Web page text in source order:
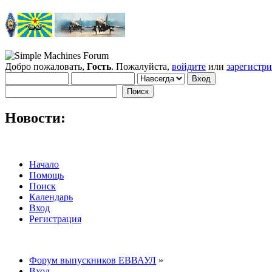
Добро пожаловать, Гость. Пожалуйста, войдите или
Новости:
Начало
Помощь
Поиск
Календарь
Вход
Регистрация
Форум выпускников ЕВВАУЛ »